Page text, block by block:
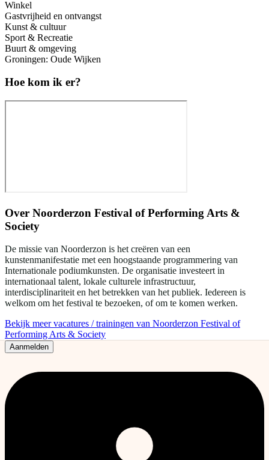
Winkel
Gastvrijheid en ontvangst
Kunst & cultuur
Sport & Recreatie
Buurt & omgeving
Groningen: Oude Wijken
Hoe kom ik er?
Over Noorderzon Festival of Performing Arts &
Society
De missie van Noorderzon is het creëren van een
kunstenmanifestatie met een hoogstaande programmering van
Internationale podiumkunsten. De organisatie investeert in
internationaal talent, lokale culturele infrastructuur,
interdisciplinariteit en het betrekken van het publiek. Iedereen is
welkom om het festival te bezoeken, of om te komen werken.
Bekijk meer vacatures / trainingen van Noorderzon Festival of
Performing Arts & Society
Aanmelden